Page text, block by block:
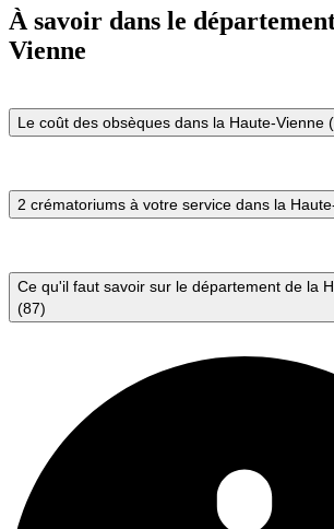
À savoir dans le
Vienne
Le coût des obsèques dans la Haute-Vienne
2 crématoriums à votre service dans la
Ce qu'il faut savoir sur le département de la
(87)